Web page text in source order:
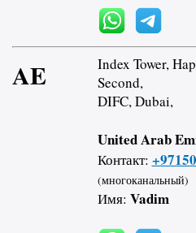
AE
Index Tower,
Second,
DIFC, Dubai,
United Arab
Контакт:
(многоканальный)
Имя: Vadim